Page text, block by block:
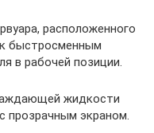
расположенного
быстросменным
в рабочей позиции.
жидкости
прозрачным экраном.